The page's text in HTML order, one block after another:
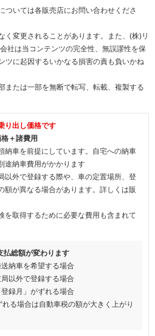
いては各販売店にお問い合わせくださ
変更されることがあります。また、(株)リ
社は当コンテンツの完全性、無誤謬性を保
ツに起因するいかなる損害の責も負いかね
たは一部を無断で転写、転載、複製する
り出し価格です
＋諸費用
車を前提にしています。自宅への納車
途納車費用がかかります
外で登録する際や、車の定置場所、登
額が異なる場合があります。詳しくは販
取得するために必要な費用も含まれて
払総額が変わります
納車を希望する場合
以外で登録する場合
録月」がずれる場合
れる場合は自動車税の額が大きく上がり